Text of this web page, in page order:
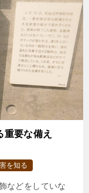
要な備え
を知る
などをしていな